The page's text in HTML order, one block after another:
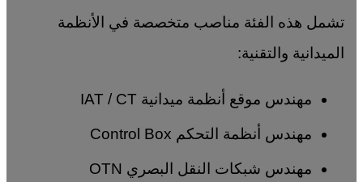
تشمل هذه الفئة مناصب متخصصة في الأنظمة
الميدانية والتقنية:
مهندس موقع أنظمة ميدانية IAT / CT
مهندس أنظمة التحكم Control Box
مهندس شبكات النقل البصري OTN